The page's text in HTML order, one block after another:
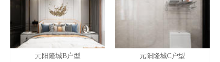
元阳隆城B户型 元阳隆城C户型